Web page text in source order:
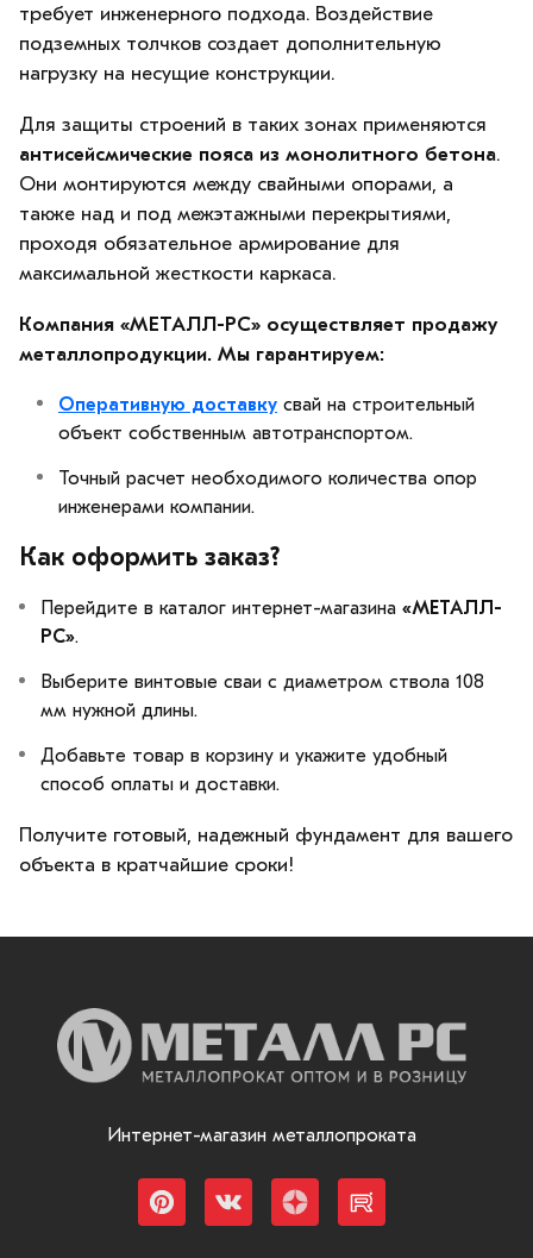
требует инженерного подхода. Воздействие
подземных толчков создает дополнительную
нагрузку на несущие конструкции.
Для защиты строений в таких зонах применяются
антисейсмические пояса из монолитного бетона.
Они монтируются между свайными опорами, а
также над и под межэтажными перекрытиями,
проходя обязательное армирование для
максимальной жесткости каркаса.
Компания «МЕТАЛЛ-РС» осуществляет продажу
металлопродукции. Мы гарантируем:
Оперативную доставку свай на строительный
объект собственным автотранспортом.
Точный расчет необходимого количества опор
инженерами компании.
Как оформить заказ?
Перейдите в каталог интернет-магазина «МЕТАЛЛ-
РС».
Выберите винтовые сваи с диаметром ствола 108
мм нужной длины.
Добавьте товар в корзину и укажите удобный
способ оплаты и доставки.
Получите готовый, надежный фундамент для вашего
объекта в кратчайшие сроки!
Интернет-магазин металлопроката